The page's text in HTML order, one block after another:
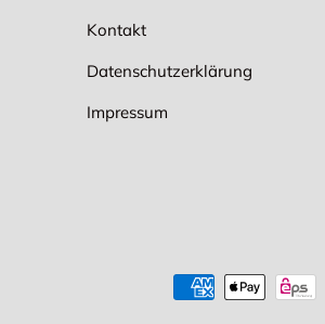
Kontakt
Datenschutzerklärung
Impressum
Zahlungsmethoden